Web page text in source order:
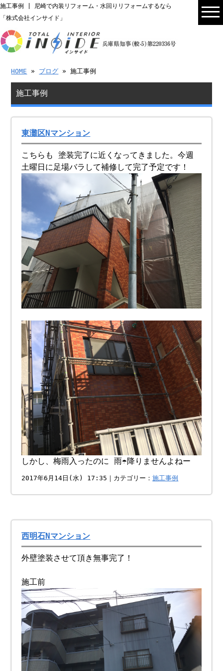
施工事例 | 尼崎で内装リフォーム・水回りリフォームするなら
「株式会社インサイド」
HOME » ブログ » 施工事例
施工事例
東灘区Nマンション
こちらも 塗装完了に近くなってきました。今週
土曜日に足場バラして補修して完了予定です！
しかし、梅雨入ったのに 雨☂️降りませんよねー
2017年6月14日(水) 17:35｜カテゴリー：施工事例
西明石Nマンション
外壁塗装させて頂き無事完了！
施工前